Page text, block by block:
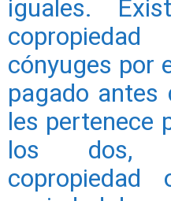
iguales.
cónyuges por
pagado antes
les pertenece
los dos,